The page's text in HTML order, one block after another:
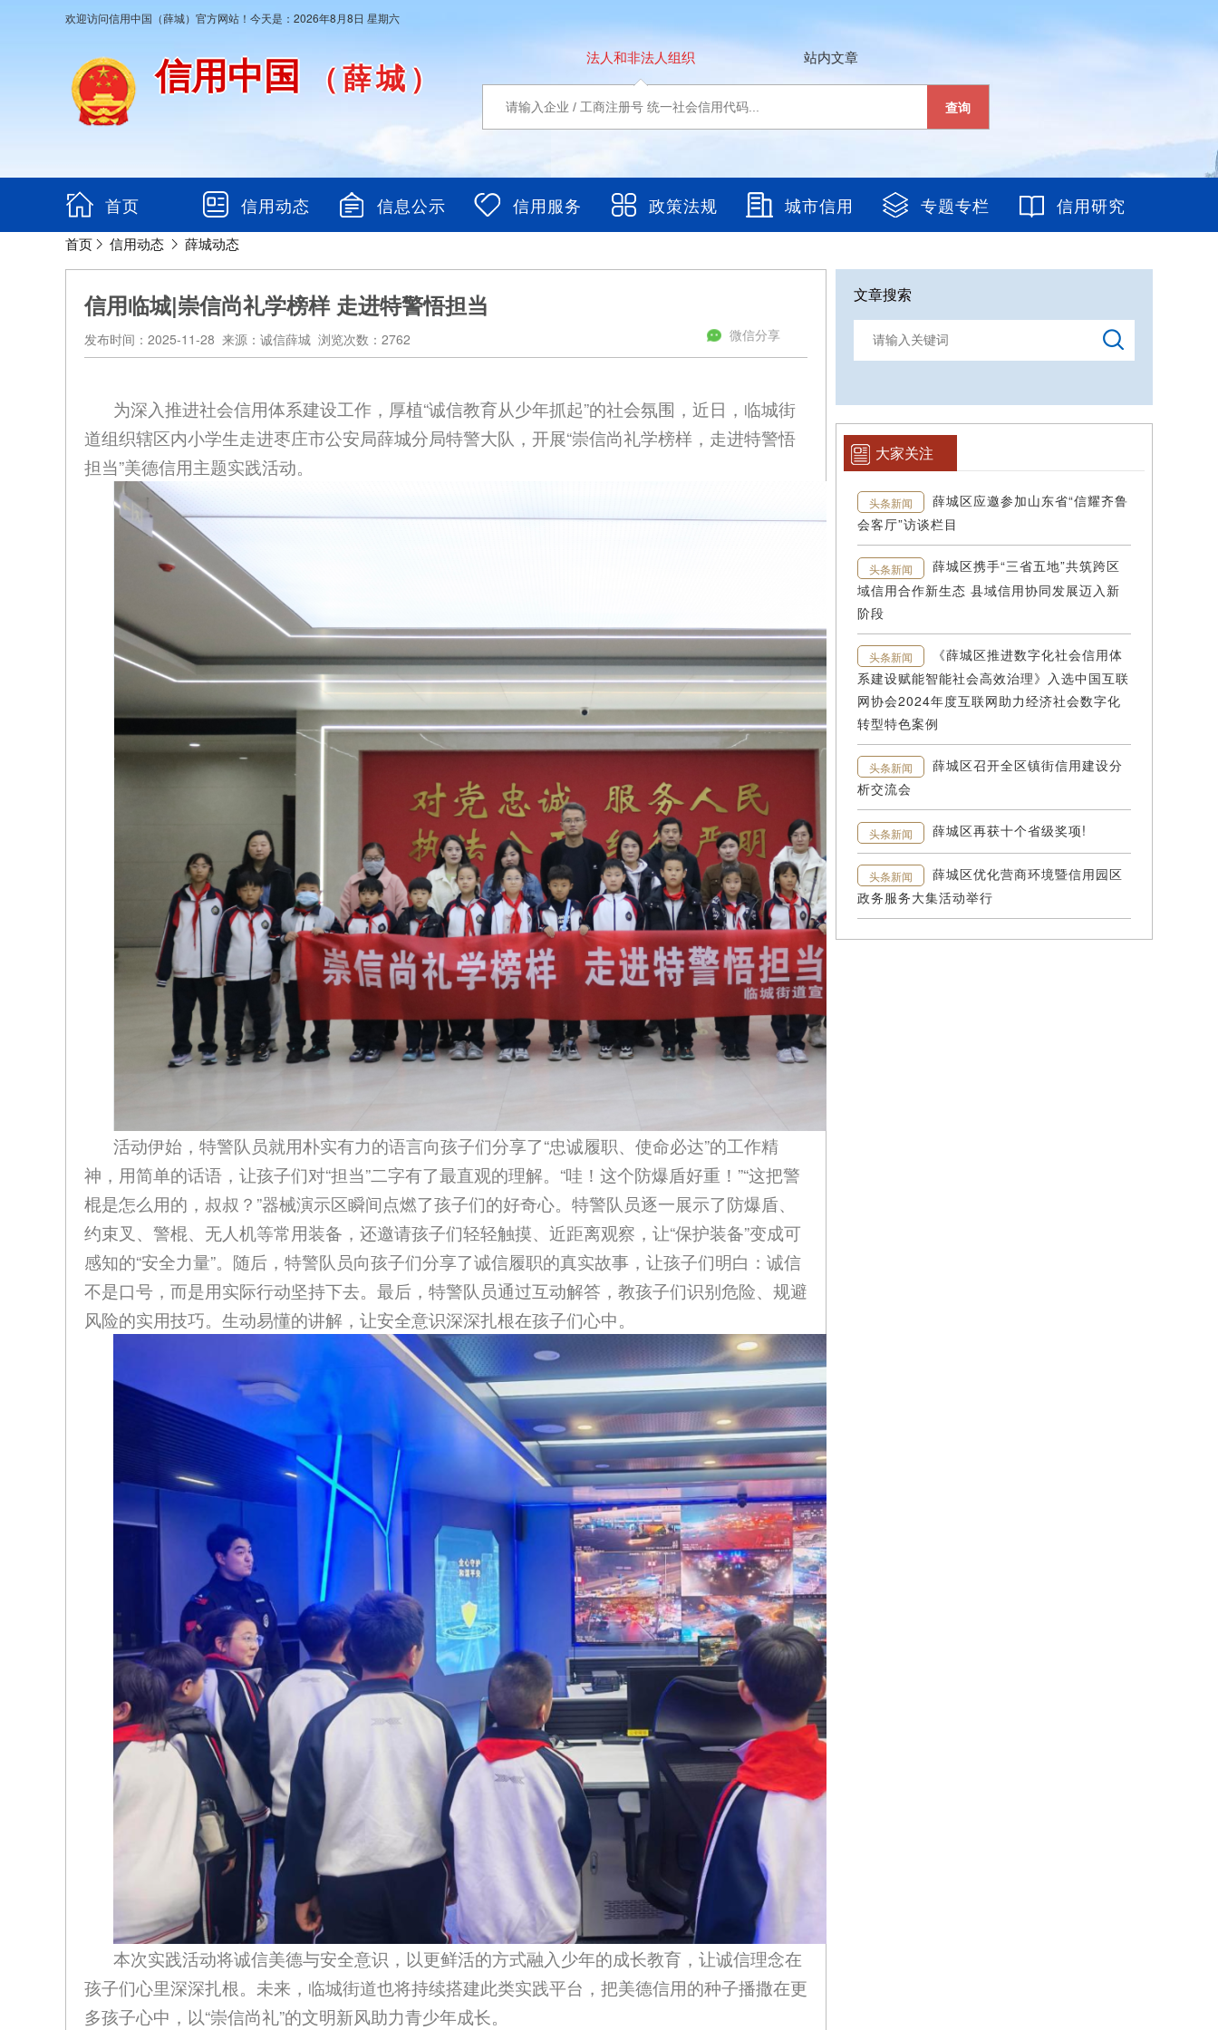
欢迎访问信用中国（薛城）官方网站！今天是：2026年8月8日 星期六
信用中国 （薛城）
法人和非法人组织 站内文章
查询
首页 信用动态 信息公示 信用服务 政策法规 城市信用 专题专栏 信用研究
首页 信用动态 薛城动态
信用临城|崇信尚礼学榜样 走进特警悟担当
发布时间：2025-11-28 来源：诚信薛城 浏览次数：2762 微信分享
为深入推进社会信用体系建设工作，厚植“诚信教育从少年抓起”的社会氛围，近日，临城街
道组织辖区内小学生走进枣庄市公安局薛城分局特警大队，开展“崇信尚礼学榜样，走进特警悟
担当”美德信用主题实践活动。
活动伊始，特警队员就用朴实有力的语言向孩子们分享了“忠诚履职、使命必达”的工作精
神，用简单的话语，让孩子们对“担当”二字有了最直观的理解。“哇！这个防爆盾好重！”“这把警
棍是怎么用的，叔叔？”器械演示区瞬间点燃了孩子们的好奇心。特警队员逐一展示了防爆盾、
约束叉、警棍、无人机等常用装备，还邀请孩子们轻轻触摸、近距离观察，让“保护装备”变成可
感知的“安全力量”。随后，特警队员向孩子们分享了诚信履职的真实故事，让孩子们明白：诚信
不是口号，而是用实际行动坚持下去。最后，特警队员通过互动解答，教孩子们识别危险、规避
风险的实用技巧。生动易懂的讲解，让安全意识深深扎根在孩子们心中。
本次实践活动将诚信美德与安全意识，以更鲜活的方式融入少年的成长教育，让诚信理念在
孩子们心里深深扎根。未来，临城街道也将持续搭建此类实践平台，把美德信用的种子播撒在更
多孩子心中，以“崇信尚礼”的文明新风助力青少年成长。
文章搜索
大家关注
头条新闻
薛城区应邀参加山东省“信耀齐鲁
会客厅”访谈栏目
头条新闻
薛城区携手“三省五地”共筑跨区
域信用合作新生态 县域信用协同发展迈入新
阶段
头条新闻
《薛城区推进数字化社会信用体
系建设赋能智能社会高效治理》入选中国互联
网协会2024年度互联网助力经济社会数字化
转型特色案例
头条新闻
薛城区召开全区镇街信用建设分
析交流会
头条新闻 薛城区再获十个省级奖项!
头条新闻
薛城区优化营商环境暨信用园区
政务服务大集活动举行